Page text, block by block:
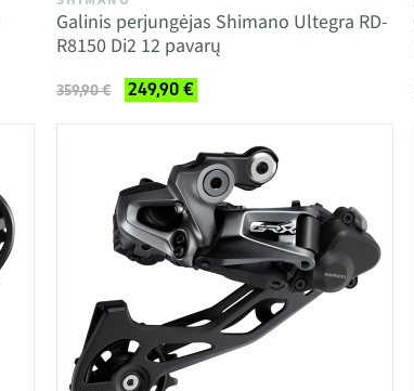
Galinis perjungėjas Shimano Ultegra RD-
R8150 Di2 12 pavarų
359,90 € 249,90 €